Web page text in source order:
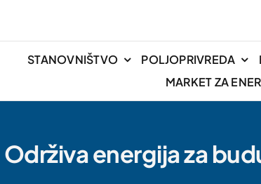
STANOVNIŠTVO POLJOPRIVREDA
MARKET ZA
Održiva energija za